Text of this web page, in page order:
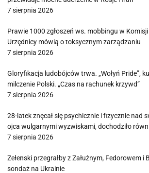
7 sierpnia 2026
Prawie 1000 zgłoszeń ws. mobbingu w
Urzędnicy mówią o toksycznym zarządzaniu
7 sierpnia 2026
Gloryfikacja ludobójców trwa. „Wołyń Pride”,
milczenie Polski. „Czas na rachunek krzywd”
7 sierpnia 2026
28-latek znęcał się psychicznie i fizycznie nad
ojca wulgarnymi wyzwiskami, dochodziło
7 sierpnia 2026
Zełenski przegrałby z Załużnym, Fedorowem
sondaż na Ukrainie